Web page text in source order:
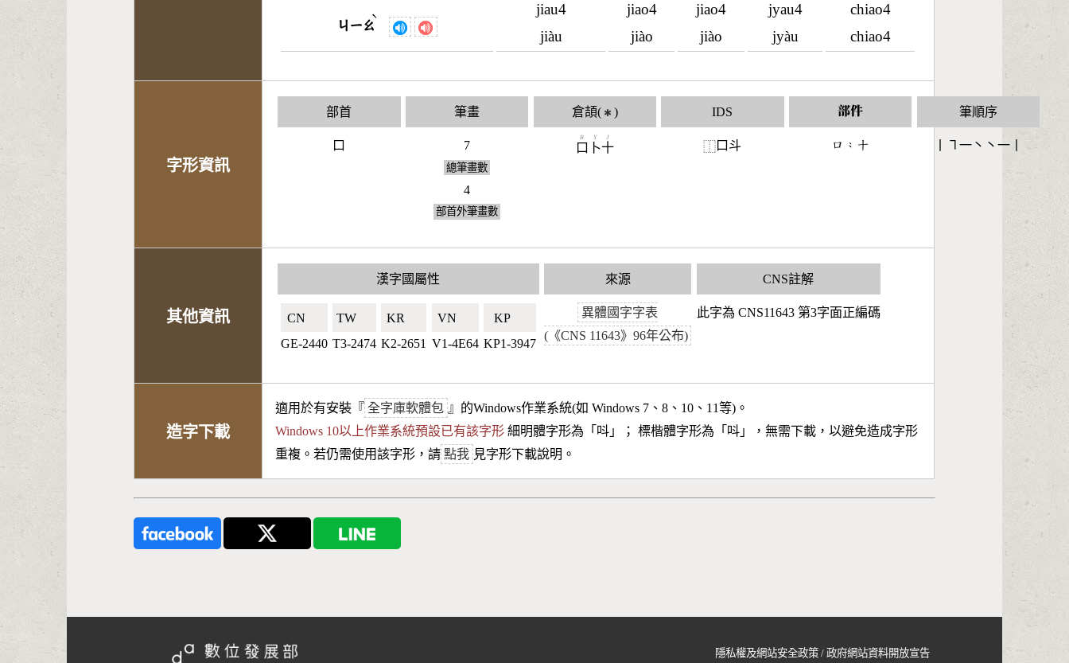
ㄐㄧㄠ
ˋ
jiau4
jiàu
jiao4
jiào
jiao4
jiào
jyau4
jyàu
chiao4
chiao4
字形資訊
部首
口
筆畫
7
總筆畫數
4
部首外筆畫數
倉頡( ✱ )
口
R
卜
Y
十
J
IDS
⿰口斗
部件
󶁶󶁆󶀓
筆順序
丨㇕一丶丶一丨
其他資訊
漢字國屬性
CN🇨🇳
GE-2440
TW🇹🇼
T3-2474
KR🇰🇷
K2-2651
VN🇻🇳
V1-4E64
KP🇰🇵
KP1-3947
來源
異體國字字表
(《CNS 11643》96年公布)
CNS註解
此字為 CNS11643 第3字面正編碼
造字下載
適用於有安裝『 全字庫軟體包 』的Windows作業系統(如 Windows 7、8、10、11等)。
Windows 10以上作業系統預設已有該字形 細明體字形為「 呌 」； 標楷體字形為「 呌 」，無需下載，以避免造成字形
重複。若仍需使用該字形，請 點我 見字形下載說明。
隱私權及網站安全政策 /政府網站資料開放宣告